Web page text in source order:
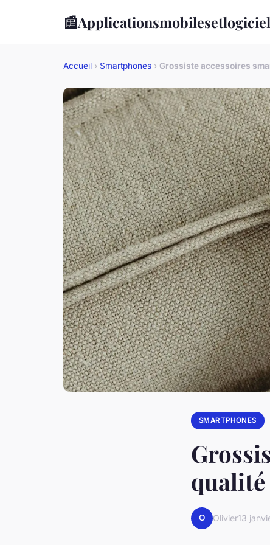
📰
Accueil › Smartphones › Grossiste accessoires
SMARTPHONES
O Olivier13